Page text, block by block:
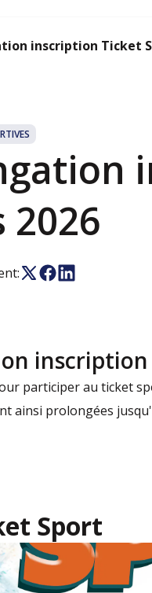
inscription Ticket
2026
inscription
participer au ticket
ainsi prolongées
Sport